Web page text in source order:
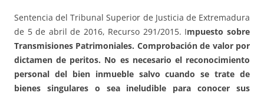
Sentencia del Tribunal Superior de Justicia de Extremadura
de 5 de abril de 2016, Recurso 291/2015. Impuesto sobre
Transmisiones Patrimoniales. Comprobación de valor por
dictamen de peritos. No es necesario el reconocimiento
personal del bien inmueble salvo cuando se trate de
bienes singulares o sea ineludible para conocer sus